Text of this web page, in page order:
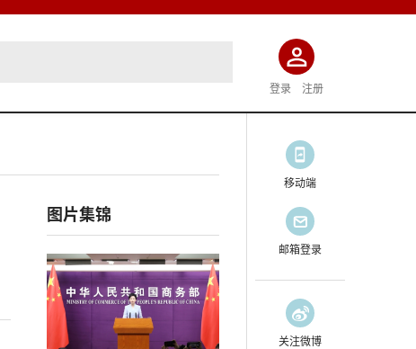
登录 注册
图片集锦
移动端
邮箱登录
关注微博